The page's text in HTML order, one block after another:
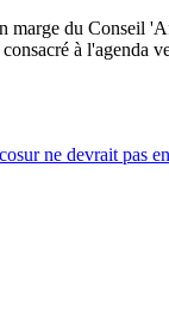
marge du Conseil
à l'agenda
ne devrait pas